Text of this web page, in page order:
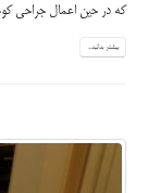
که در حین اعمال جراحی
بیشتر بدانید...